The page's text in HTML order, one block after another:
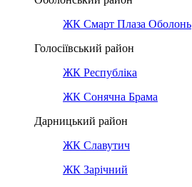
ЖК Смарт Плаза Оболонь
Голосіївський район
ЖК Республіка
ЖК Сонячна Брама
Дарницький район
ЖК Славутич
ЖК Зарічний